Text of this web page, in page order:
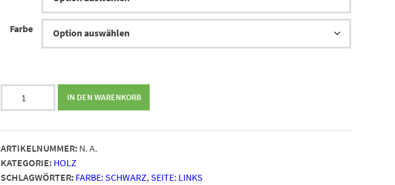
Farbe
mit
Relax
Griff
Menge
IN DEN WARENKORB
ARTIKELNUMMER: N. A.
KATEGORIE: HOLZ
SCHLAGWÖRTER: FARBE: SCHWARZ, SEITE: LINKS